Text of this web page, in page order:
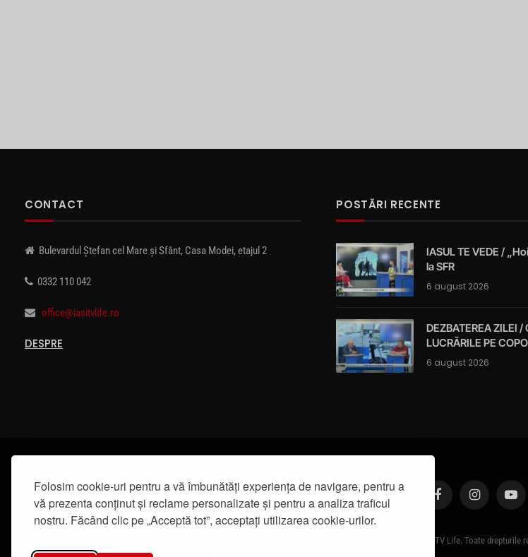
Folosim cookie-uri pentru a vă îmbunătăți experiența de navigare, pentru a
vă prezenta conținut și reclame personalizate și pentru a analiza traficul
nostru. Făcând clic pe „Acceptă tot”, acceptați utilizarea cookie-urilor.
CONTACT
Bulevardul Ștefan cel Mare și Sfânt, Casa Modei, etajul 2
0332 110 042
office@iasitvlife.ro
DESPRE
POSTĂRI RECENTE
IASUL TE VEDE /
la SFR
6 august 2026
DEZBATEREA ZILEI /
LUCRĂRILE PE
6 august 2026
FacebookInstagram
© 2019 - IasiTV Life. Toate drepturile